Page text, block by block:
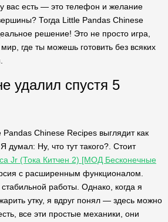
вас есть — это телефон и желание
Тогда Little Pandas Chinese
решение! Это не просто игра,
где ты можешь готовить без всяких
удалил спустя 5
Pandas Chinese Recipes выглядит как
думал: Ну, что тут такого?. Стоит
Jr (Тока Китчен 2) [МОД Бесконечные
с расширенным функционалом.
работы. Однако, когда я
утку, я вдруг понял — здесь можно
все эти простые механики, они